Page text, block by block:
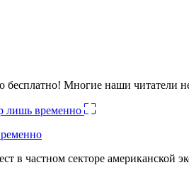
Многие наши читатели
в частном секторе американской